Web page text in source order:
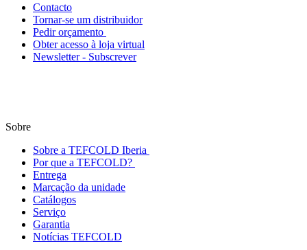
Contacto
Tornar-se um distribuidor
Pedir orçamento
Obter acesso à loja virtual
Newsletter - Subscrever
Sobre
Sobre a TEFCOLD Iberia
Por que a TEFCOLD?
Entrega
Marcação da unidade
Catálogos
Serviço
Garantia
Notícias TEFCOLD